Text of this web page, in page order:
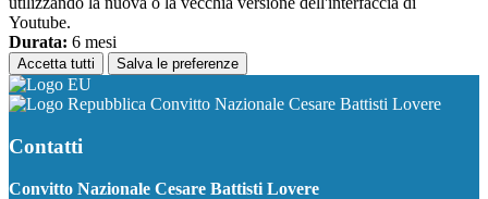
Youtube.
Durata: 6 mesi
Accetta tutti Salva le preferenze
Convitto Nazionale Cesare Battisti Lovere
Contatti
Convitto Nazionale Cesare Battisti Lovere